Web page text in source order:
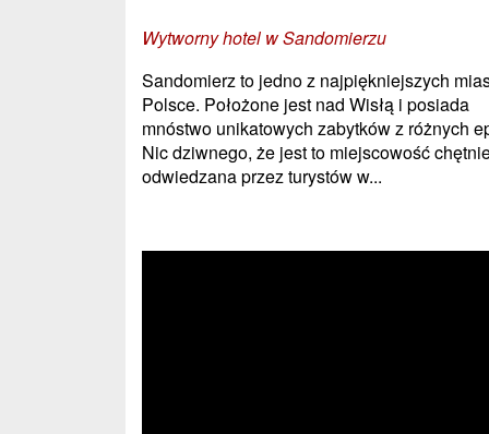
Wytworny hotel w Sandomierzu
Sandomierz to jedno z najpiękniejszych
Polsce. Położone jest nad Wisłą i posiada
mnóstwo unikatowych zabytków z różnych
Nic dziwnego, że jest to miejscowość
odwiedzana przez turystów w...